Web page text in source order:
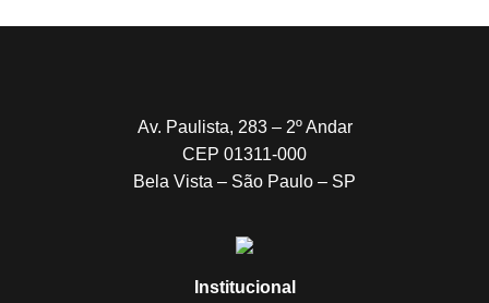
Av. Paulista, 283 – 2º Andar
CEP 01311-000
Bela Vista – São Paulo – SP
Institucional